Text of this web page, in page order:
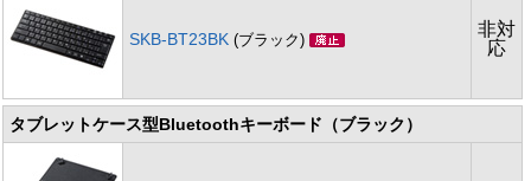
SKB-BT23BK (ブラック)
非対
応
タブレットケース型Bluetoothキーボード（ブラック）